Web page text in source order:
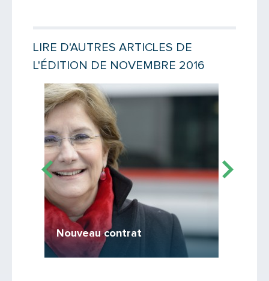
Message
LIRE D'AUTRES ARTICLES DE
L'ÉDITION DE NOVEMBRE 2016
Lire la suite
Nouveau contrat